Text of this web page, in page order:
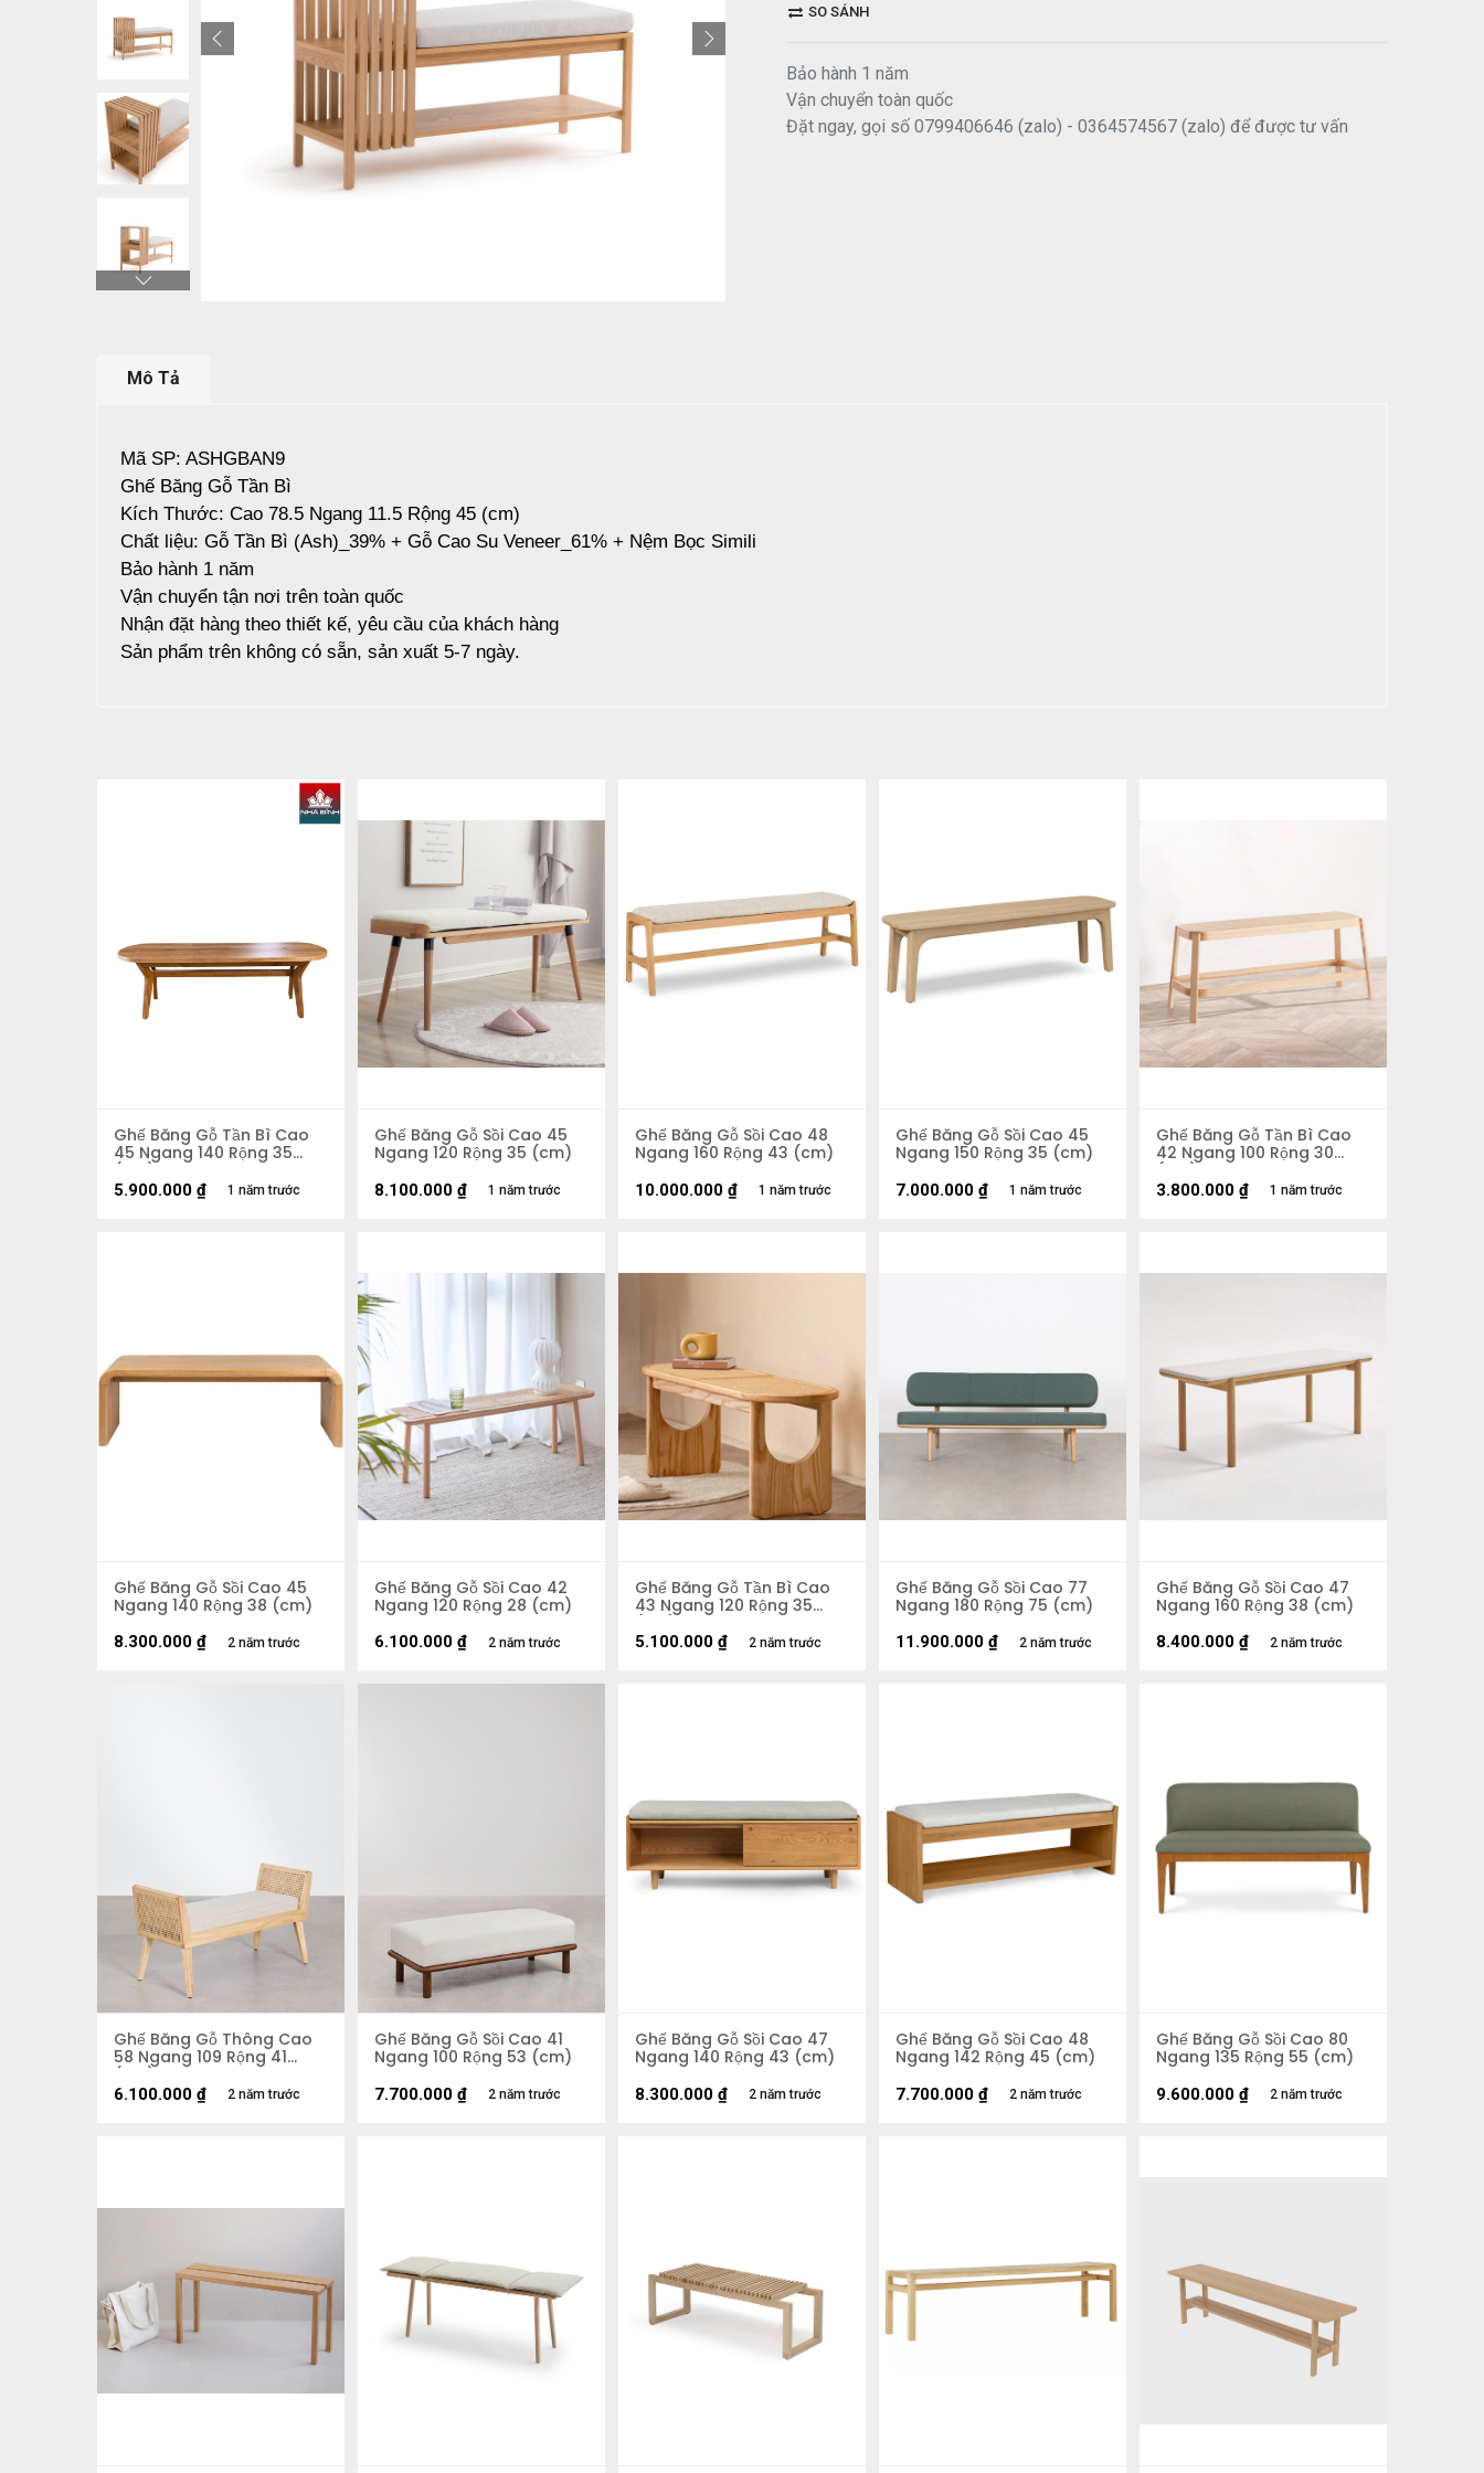
SO SÁNH
Bảo hành 1 năm
Vận chuyển toàn quốc
Đặt ngay, gọi số 0799406646 (zalo) - 0364574567 (zalo) để được tư vấn
Mô Tả
Mã SP: ASHGBAN9
Ghế Băng Gỗ Tần Bì
Kích Thước: Cao 78.5 Ngang 11.5 Rộng 45 (cm)
Chất liệu: Gỗ Tần Bì (Ash)_39% + Gỗ Cao Su Veneer_61% + Nệm Bọc Simili
Bảo hành 1 năm
Vận chuyển tận nơi trên toàn quốc
Nhận đặt hàng theo thiết kế, yêu cầu của khách hàng
Sản phẩm trên không có sẵn, sản xuất 5-7 ngày.
Ghế Băng Gỗ Tần Bì Cao
45 Ngang 140 Rộng 35
(cm)
1 năm trước
5.900.000 ₫
Ghế Băng Gỗ Sồi Cao 45
Ngang 120 Rộng 35 (cm)
1 năm trước
8.100.000 ₫
Ghế Băng Gỗ Sồi Cao 48
Ngang 160 Rộng 43 (cm)
1 năm trước
10.000.000 ₫
Ghế Băng Gỗ Sồi Cao 45
Ngang 150 Rộng 35 (cm)
1 năm trước
7.000.000 ₫
Ghế Băng Gỗ Tần Bì Cao
42 Ngang 100 Rộng 30
(cm)
1 năm trước
3.800.000 ₫
Ghế Băng Gỗ Sồi Cao 45
Ngang 140 Rộng 38 (cm)
2 năm trước
8.300.000 ₫
Ghế Băng Gỗ Sồi Cao 42
Ngang 120 Rộng 28 (cm)
2 năm trước
6.100.000 ₫
Ghế Băng Gỗ Tần Bì Cao
43 Ngang 120 Rộng 35
(cm)
2 năm trước
5.100.000 ₫
Ghế Băng Gỗ Sồi Cao 77
Ngang 180 Rộng 75 (cm)
2 năm trước
11.900.000 ₫
Ghế Băng Gỗ Sồi Cao 47
Ngang 160 Rộng 38 (cm)
2 năm trước
8.400.000 ₫
Ghế Băng Gỗ Thông Cao
58 Ngang 109 Rộng 41
(cm)
2 năm trước
6.100.000 ₫
Ghế Băng Gỗ Sồi Cao 41
Ngang 100 Rộng 53 (cm)
2 năm trước
7.700.000 ₫
Ghế Băng Gỗ Sồi Cao 47
Ngang 140 Rộng 43 (cm)
2 năm trước
8.300.000 ₫
Ghế Băng Gỗ Sồi Cao 48
Ngang 142 Rộng 45 (cm)
2 năm trước
7.700.000 ₫
Ghế Băng Gỗ Sồi Cao 80
Ngang 135 Rộng 55 (cm)
2 năm trước
9.600.000 ₫